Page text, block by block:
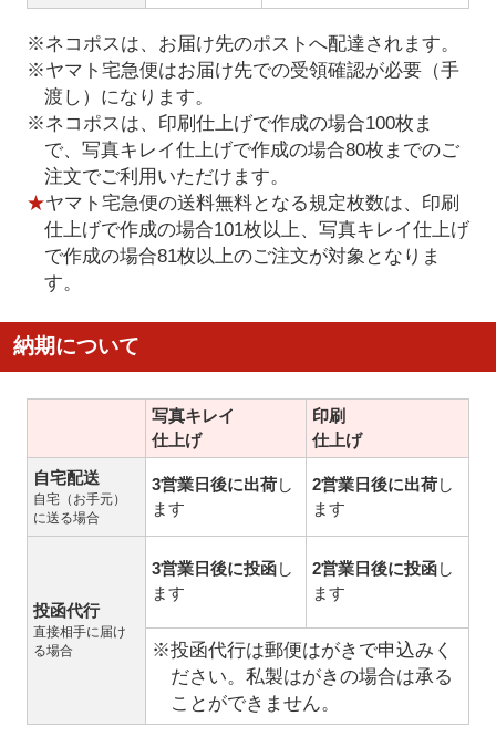
※ネコポスは、お届け先のポストへ配達されます。
※ヤマト宅急便はお届け先での受領確認が必要（手
渡し）になります。
※ネコポスは、印刷仕上げで作成の場合100枚ま
で、写真キレイ仕上げで作成の場合80枚までのご
注文でご利用いただけます。
★ヤマト宅急便の送料無料となる規定枚数は、印刷
仕上げで作成の場合101枚以上、写真キレイ仕上げ
で作成の場合81枚以上のご注文が対象となりま
す。
納期について
写真キレイ
仕上げ
印刷
仕上げ
自宅配送
自宅（お手元）
に送る場合
3営業日後に出荷し
ます
2営業日後に出荷し
ます
投函代行
直接相手に届け
る場合
3営業日後に投函し
ます
2営業日後に投函し
ます
※投函代行は郵便はがきで申込みく
ださい。私製はがきの場合は承る
ことができません。